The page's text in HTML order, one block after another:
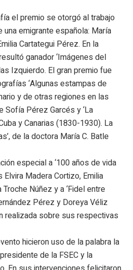
el premio se otorgó al trabajo
una emigrante española: María
Cartategui Pérez. En la
ganador ‘Imágenes del
Izquierdo. El gran premio fue
‘Algunas estampas de
y de otras regiones en las
Sofía Pérez Garcés y ‘La
y Canarias (1830-1930). La
de la doctora María C. Batle
especial a ‘100 años de vida
Elvira Madera Cortizo, Emilia
Núñez y a ‘Fidel entre
Pérez y Doreya Véliz
realizada sobre sus respectivas
hicieron uso de la palabra la
de la FSEC y la